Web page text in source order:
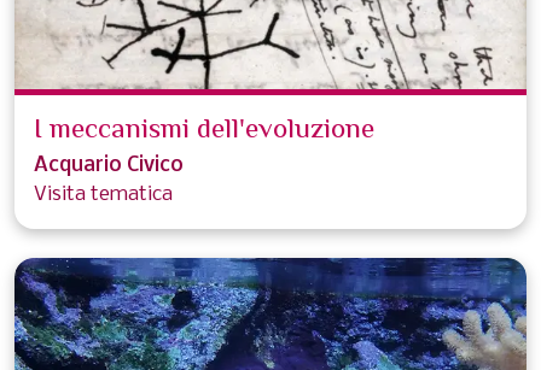
I meccanismi dell'evoluzione
Acquario Civico
Visita tematica